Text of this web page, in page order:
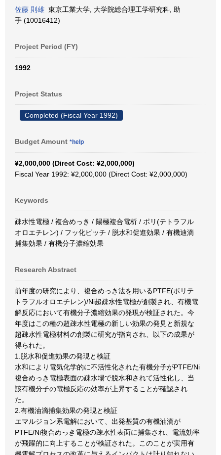
佐藤 則雄 東京工業大学, 大学院総合理工学研究科, 助
手 (10016412)
Project Period (FY)
1992
Project Status
Completed (Fiscal Year 1992)
Budget Amount *help
¥2,000,000 (Direct Cost: ¥2,000,000)
Fiscal Year 1992: ¥2,000,000 (Direct Cost: ¥2,000,000)
Keywords
疎水性電極 / 複合めっき / 陽極複合電析 / ポリ(テトラフル
オロエチレン) / フッ化ピッチ / 脱水和促進効果 / 有機迪滴
捕集効果 / 有機分子濃縮効果
Research Abstract
前年度の研究により、複合めっき法を用いるPTFE(ポリテ
トラフルオロエチレン)/Ni超疎水性電極が創製され、有機電
解反応において有機分子濃縮効果の発現が検証された。今
年度はこの種の超疎水性電極の新しい効果の発見と新規な
超疎水性電極材料の創製に研究が指向され、以下の成果が
得られた。
1.脱水和促進効果の発現と検証
水和により電気化学的に不活性化された有機分子がPTFE/Ni
複合めっき電極表面の疎水場で脱水和されて活性化し、当
該有機分子の電極反応の効率が上昇することが確認され
た。
2.有機油滴捕集効果の発現と検証
エマルジョン系電解において、出発基質の有機油滴が
PTFE/Ni複合めっき電極の疎水性表面に捕集され、電流効率
が飛躍的に向上することが検証された。このことが実用有